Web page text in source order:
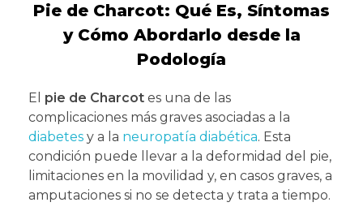
Pie de Charcot: Qué Es, Síntomas
y Cómo Abordarlo desde la
Podología
El pie de Charcot es una de las
complicaciones más graves asociadas a la
diabetes y a la neuropatía diabética. Esta
condición puede llevar a la deformidad del pie,
limitaciones en la movilidad y, en casos graves, a
amputaciones si no se detecta y trata a tiempo.